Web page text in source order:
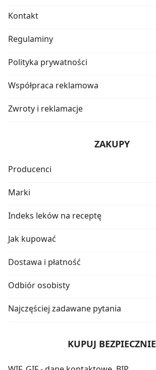
Kontakt
Regulaminy
Polityka prywatności
Współpraca reklamowa
Zwroty i reklamacje
ZAKUPY
Producenci
Marki
Indeks leków na receptę
Jak kupować
Dostawa i płatność
Odbiór osobisty
Najczęściej zadawane pytania
KUPUJ BEZPIECZNIE